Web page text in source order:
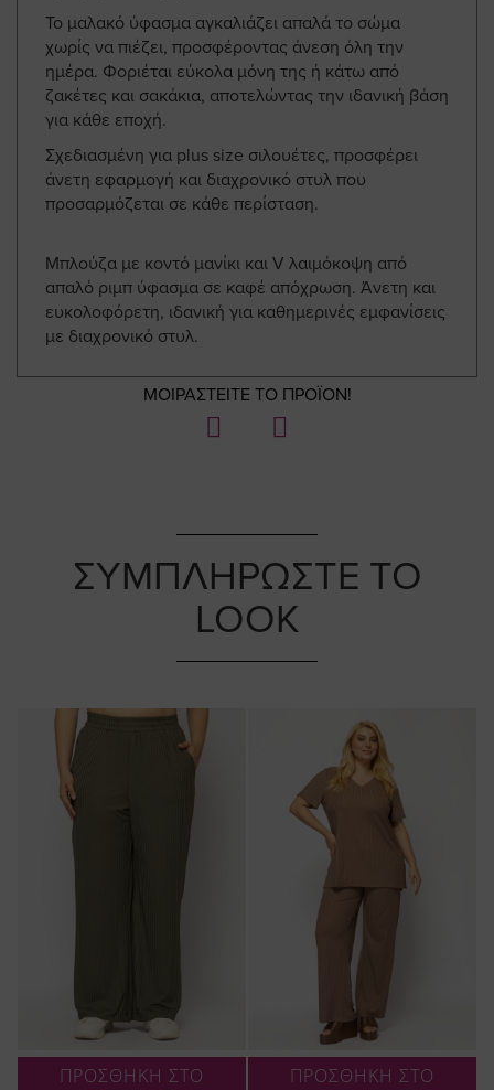
Το μαλακό ύφασμα αγκαλιάζει απαλά το σώμα
χωρίς να πιέζει, προσφέροντας άνεση όλη την
ημέρα. Φοριέται εύκολα μόνη της ή κάτω από
ζακέτες και σακάκια, αποτελώντας την ιδανική βάση
για κάθε εποχή.
Σχεδιασμένη για plus size σιλουέτες, προσφέρει
άνετη εφαρμογή και διαχρονικό στυλ που
προσαρμόζεται σε κάθε περίσταση.
Μπλούζα με κοντό μανίκι και V λαιμόκοψη από
απαλό ριμπ ύφασμα σε καφέ απόχρωση. Άνετη και
ευκολοφόρετη, ιδανική για καθημερινές εμφανίσεις
με διαχρονικό στυλ.
ΜΟΙΡΑΣΤΕΙΤΕ ΤΟ ΠΡΟΪΟΝ!
ΣΥΜΠΛΗΡΩΣΤΕ ΤΟ
LOOK
ΠΡΟΣΘΗΚΗ ΣΤΟ
ΠΡΟΣΘΗΚΗ ΣΤΟ